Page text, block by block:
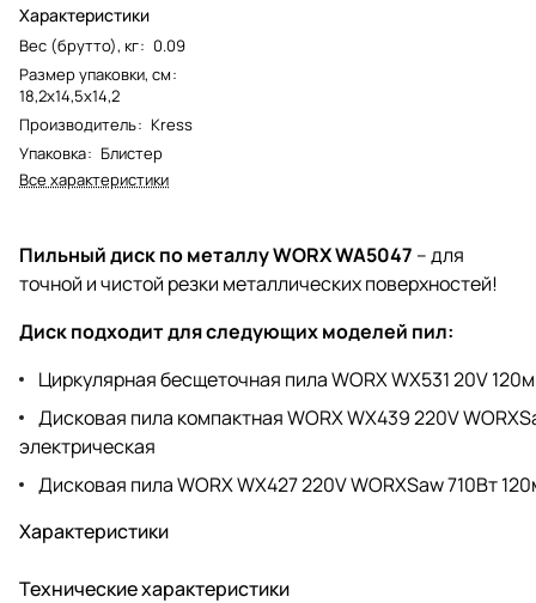
Характеристики
Вес (брутто), кг: 0.09
Размер упаковки, см:
18,2х14,5х14,2
Производитель: Kress
Упаковка: Блистер
Все характеристики
Пильный диск по металлу WORX WA5047 – для
точной и чистой резки металлических поверхностей!
Диск подходит для следующих моделей пил:
Циркулярная бесщеточная пила WORX WX531 20V
Дисковая пила компактная WORX WX439 220V
электрическая
Дисковая пила WORX WX427 220V WORXSaw 710Вт
Характеристики
Технические характеристики